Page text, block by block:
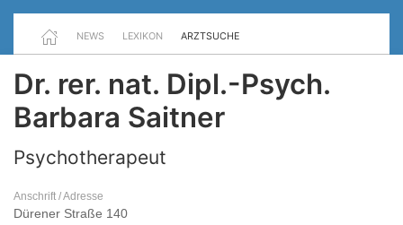
NEWS LEXIKON ARZTSUCHE
Dr. rer. nat. Dipl.-Psych.
Barbara Saitner
Psychotherapeut
Anschrift / Adresse
Dürener Straße 140